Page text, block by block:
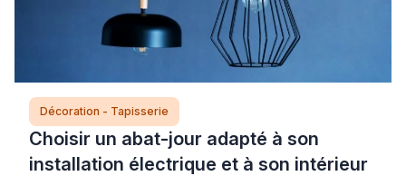
Décoration - Tapisserie
Choisir un abat-jour adapté à son
installation électrique et à son intérieur